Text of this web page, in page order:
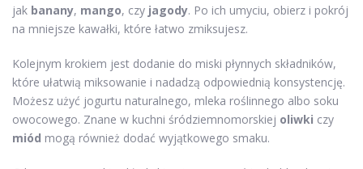
jak banany, mango, czy jagody. Po ich umyciu, obierz i pokrój
na mniejsze kawałki, które łatwo zmiksujesz.
Kolejnym krokiem jest dodanie do miski płynnych składników,
które ułatwią miksowanie i nadadzą odpowiednią konsystencję.
Możesz użyć jogurtu naturalnego, mleka roślinnego albo soku
owocowego. Znane w kuchni śródziemnomorskiej oliwki czy
miód mogą również dodać wyjątkowego smaku.